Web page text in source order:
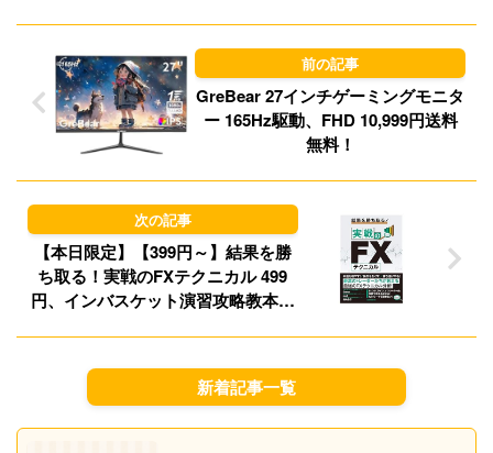
o
n
y
GreBear 27インチゲーミングモニタ
ー 165Hz駆動、FHD 10,999円送料
無料！
【本日限定】【399円～】結果を勝
ち取る！実戦のFXテクニカル 499
円、インバスケット演習攻略教本
ル】
新着記事一覧